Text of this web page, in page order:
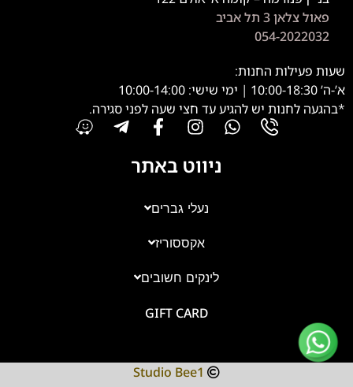
פאול צלאן 3 תל אביב
054-2022032
שעות פעילות החנות:
א’-ה’ 10:00-18:30 | ימי שישי: 10:00-14:00
*בהגעה לחנות יש להגיע עד חצי שעה לפני סגירה.
ניווט באתר
נעלי גברים
אקססוריז
לינקים חשובים
GIFT CARD
Studio Bee1